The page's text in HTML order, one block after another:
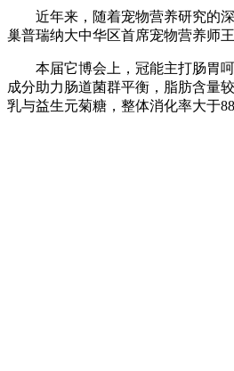
近年来，随着宠物营养研究的深
巢普瑞纳大中华区首席宠物营养师
本届它博会上，冠能主打肠胃呵
成分助力肠道菌群平衡，脂肪含量
乳与益生元菊糖，整体消化率大于